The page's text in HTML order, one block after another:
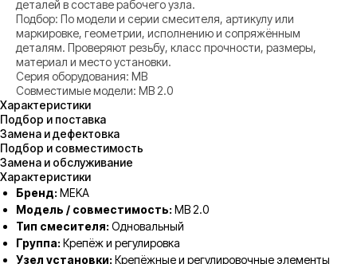
деталей в составе рабочего узла.
Подбор: По модели и серии смесителя, артикулу или
маркировке, геометрии, исполнению и сопряжённым
деталям. Проверяют резьбу, класс прочности, размеры,
материал и место установки.
Серия оборудования: MB
Совместимые модели: MB 2.0
Характеристики
Подбор и поставка
Замена и дефектовка
Подбор и совместимость
Замена и обслуживание
Характеристики
Бренд: MEKA
Модель / совместимость: MB 2.0
Тип смесителя: Одновальный
Группа: Крепёж и регулировка
Узел установки: Крепёжные и регулировочные элементы